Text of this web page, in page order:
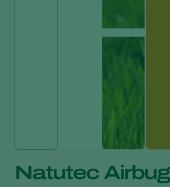
Natutec Airbug